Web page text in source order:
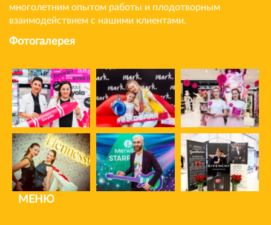
многолетним опытом работы и плодотворным
взаимодействием с нашими клиентами.
Фотогалерея
МЕНЮ